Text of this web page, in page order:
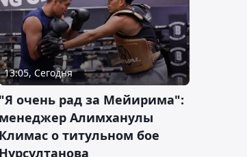
13:05, Сегодня
"Я очень рад за Мейирима":
менеджер Алимханулы
Климас о титульном бое
Нурсултанова